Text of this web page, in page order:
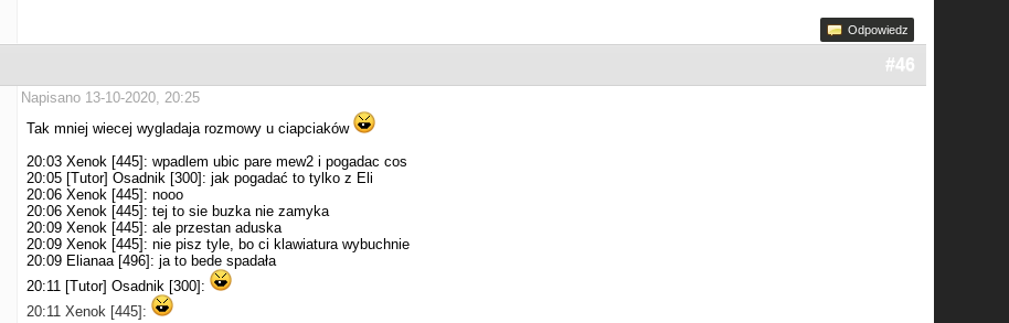
Odpowiedz
#46
Napisano 13-10-2020, 20:25
Tak mniej wiecej wygladaja rozmowy u ciapciaków
20:03 Xenok [445]: wpadlem ubic pare mew2 i pogadac cos
20:05 [Tutor] Osadnik [300]: jak pogadać to tylko z Eli
20:06 Xenok [445]: nooo
20:06 Xenok [445]: tej to sie buzka nie zamyka
20:09 Xenok [445]: ale przestan aduska
20:09 Xenok [445]: nie pisz tyle, bo ci klawiatura wybuchnie
20:09 Elianaa [496]: ja to bede spadała
20:11 [Tutor] Osadnik [300]:
20:11 Xenok [445]: